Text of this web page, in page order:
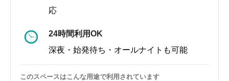
応
24時間利用OK
深夜・始発待ち・オールナイトも可能
このスペースはこんな用途で利用されています